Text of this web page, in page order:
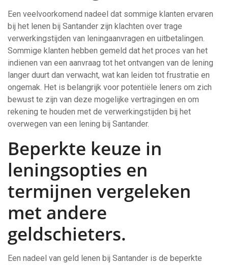
Een veelvoorkomend nadeel dat sommige klanten ervaren
bij het lenen bij Santander zijn klachten over trage
verwerkingstijden van leningaanvragen en uitbetalingen.
Sommige klanten hebben gemeld dat het proces van het
indienen van een aanvraag tot het ontvangen van de lening
langer duurt dan verwacht, wat kan leiden tot frustratie en
ongemak. Het is belangrijk voor potentiële leners om zich
bewust te zijn van deze mogelijke vertragingen en om
rekening te houden met de verwerkingstijden bij het
overwegen van een lening bij Santander.
Beperkte keuze in
leningsopties en
termijnen vergeleken
met andere
geldschieters.
Een nadeel van geld lenen bij Santander is de beperkte